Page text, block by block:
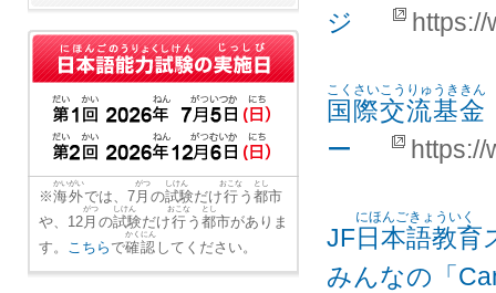
ジ
国際交流基金
こくさいこうりゅうききん
ー https://
JF日本語教育
にほんごきょういく
みんなの「
※海外
かいがい
では、7月
がつ
の試験
しけん
だけ行
おこな
う 都市
とし
や、12月
がつ
の試験
しけん
だけ行
おこな
う 都市
とし
がありま
す。 こちら で確認
かくにん
してください。